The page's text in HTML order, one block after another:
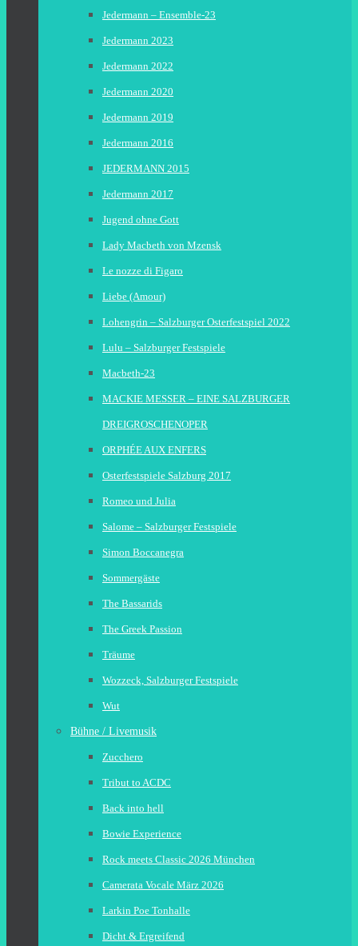
Jedermann – Ensemble-23
Jedermann 2023
Jedermann 2022
Jedermann 2020
Jedermann 2019
Jedermann 2016
JEDERMANN 2015
Jedermann 2017
Jugend ohne Gott
Lady Macbeth von Mzensk
Le nozze di Figaro
Liebe (Amour)
Lohengrin – Salzburger Osterfestspiel 2022
Lulu – Salzburger Festspiele
Macbeth-23
MACKIE MESSER – EINE SALZBURGER
DREIGROSCHENOPER
ORPHÉE AUX ENFERS
Osterfestspiele Salzburg 2017
Romeo und Julia
Salome – Salzburger Festspiele
Simon Boccanegra
Sommergäste
The Bassarids
The Greek Passion
Träume
Wozzeck, Salzburger Festspiele
Wut
Bühne / Livemusik
Zucchero
Tribut to ACDC
Back into hell
Bowie Experience
Rock meets Classic 2026 München
Camerata Vocale März 2026
Larkin Poe Tonhalle
Dicht & Ergreifend